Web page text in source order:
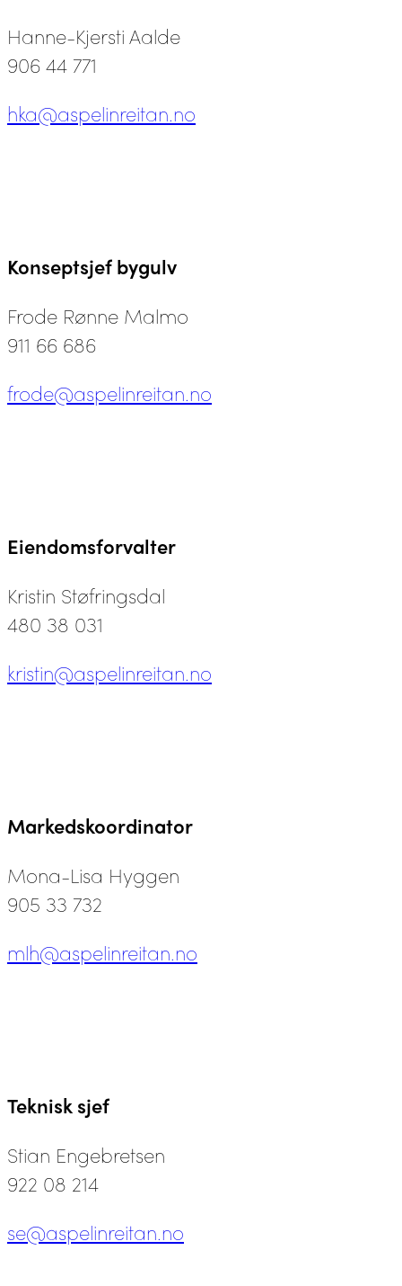
Hanne-Kjersti Aalde
906 44 771
hka@aspelinreitan.no
Konseptsjef bygulv
Frode Rønne Malmo
911 66 686
frode@aspelinreitan.no
Eiendomsforvalter
Kristin Støfringsdal
480 38 031
kristin@aspelinreitan.no
Markedskoordinator
Mona-Lisa Hyggen
905 33 732
mlh@aspelinreitan.no
Teknisk sjef
Stian Engebretsen
922 08 214
se@aspelinreitan.no